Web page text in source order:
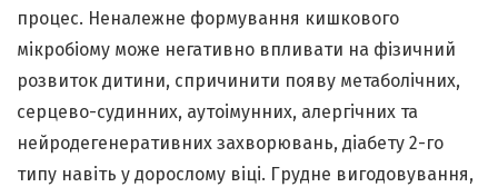
процес. Неналежне формування кишкового
мікробіому може негативно впливати на фізичний
розвиток дитини, спричинити появу метаболічних,
серцево-судинних, аутоімунних, алергічних та
нейродегенеративних захворювань, діабету 2-го
типу навіть у дорослому віці. Грудне вигодовування,